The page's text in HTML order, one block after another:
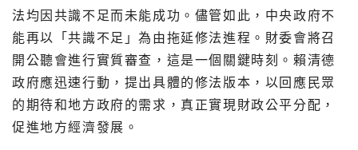
法均因共識不足而未能成功。儘管如此，中央政府不
能再以「共識不足」為由拖延修法進程。財委會將召
開公聽會進行實質審查，這是一個關鍵時刻。賴清德
政府應迅速行動，提出具體的修法版本，以回應民眾
的期待和地方政府的需求，真正實現財政公平分配，
促進地方經濟發展。